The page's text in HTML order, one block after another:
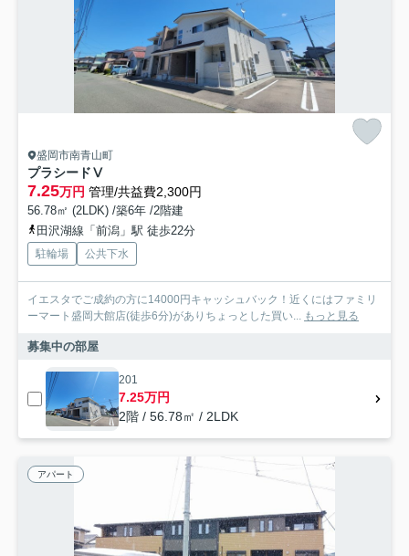
盛岡市南青山町
プラシードⅤ
7.25万円 管理/共益費2,300円
56.78㎡ (2LDK) /築6年 /2階建
田沢湖線「前潟」駅 徒歩22分
駐輪場 公共下水
イエスタでご成約の方に14000円キャッシュバック！近くにはファミリ
ーマート盛岡大館店(徒歩6分)がありちょっとした買い... もっと見る
募集中の部屋
201
7.25万円
2階 / 56.78㎡ / 2LDK
アパート